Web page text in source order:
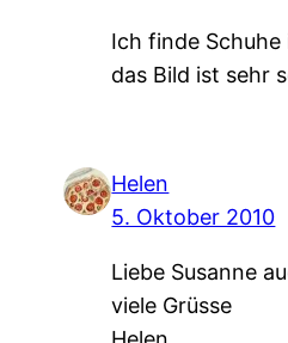
Ich finde
das Bild ist sehr
Helen
5. Oktober 2010
Liebe Susanne
viele Grüsse